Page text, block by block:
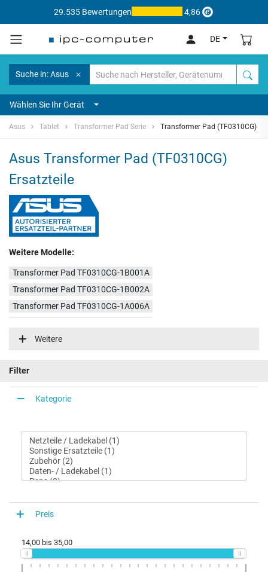
29.535 Bewertungen 4,86
DE
Suche in: Asus
Wählen Sie Ihr Gerät
Asus Tablet Transformer Pad Serie Transformer Pad (TF0310CG)
Asus Transformer Pad (TF0310CG)
Ersatzteile
Weitere Modelle:
Transformer Pad TF0310CG-1B001A
Transformer Pad TF0310CG-1B002A
Transformer Pad TF0310CG-1A006A
Weitere
Filter
Kategorie
Preis
14,00 bis 35,00